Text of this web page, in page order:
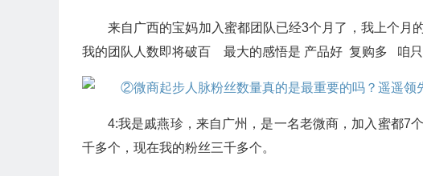
来自广西的宝妈加入蜜都团队已经3个月了，我上个
我的团队人数即将破百 最大的感悟是 产品好 复购多 咱
4:我是戚燕珍，来自广州，是一名老微商，加入蜜都7
千多个，现在我的粉丝三千多个。